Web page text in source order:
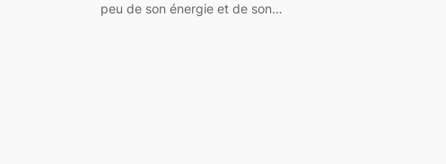
peu de son énergie et de son…